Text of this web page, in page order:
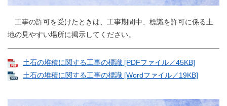
工事の許可を受けたときは、工事期間中、標識を許可に係る土
地の見やすい場所に掲示してください。
土石の堆積に関する工事の標識 [PDFファイル／45KB]
土石の堆積に関する工事の標識 [Wordファイル／19KB]